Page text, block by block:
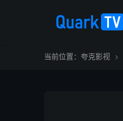
当前位置： 夸克影视 